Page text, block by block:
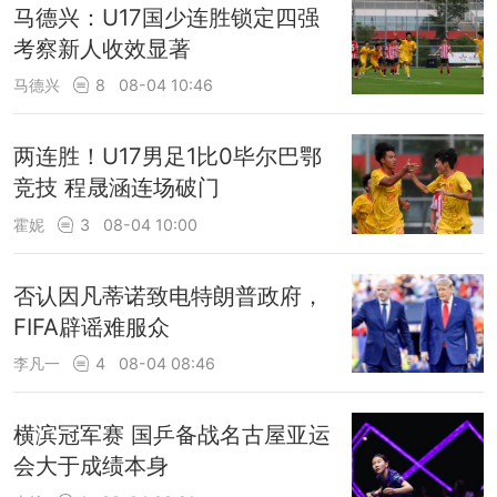
马德兴：U17国少连胜锁定四强
考察新人收效显著
马德兴 8 08-04 10:46
两连胜！U17男足1比0毕尔巴鄂
竞技 程晟涵连场破门
霍妮 3 08-04 10:00
否认因凡蒂诺致电特朗普政府，
FIFA辟谣难服众
李凡一 4 08-04 08:46
横滨冠军赛 国乒备战名古屋亚运
会大于成绩本身